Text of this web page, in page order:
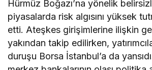
Hürmüz Boğazı’na yönelik
piyasalarda risk algısını yüksek
etti. Ateşkes girişimlerine ilişkin
yakından takip edilirken,
duruşu Borsa İstanbul’a da